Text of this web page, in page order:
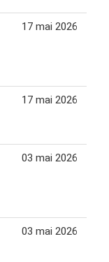
17 mai 2026
17 mai 2026
03 mai 2026
03 mai 2026